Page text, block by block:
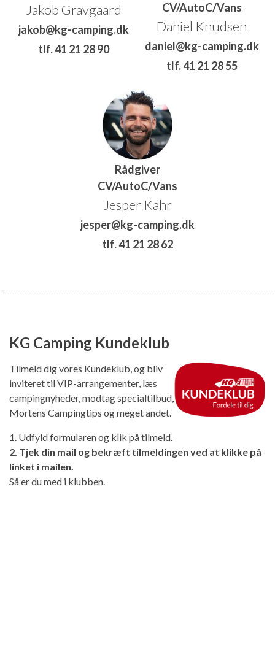
Jakob Gravgaard
jakob@kg-camping.dk
tlf. 41 21 28 90
CV/AutoC/Vans
Daniel Knudsen
daniel@kg-camping.dk
tlf. 41 21 28 55
Rådgiver
CV/AutoC/Vans
Jesper Kahr
jesper@kg-camping.dk
tlf. 41 21 28 62
KG Camping Kundeklub
Tilmeld dig vores Kundeklub, og bliv
inviteret til VIP-arrangementer, læs
campingnyheder, modtag specialtilbud,
Mortens Campingtips og meget andet.
1. Udfyld formularen og klik på tilmeld.
2. Tjek din mail og bekræft tilmeldingen ved at klikke på
linket i mailen.
Så er du med i klubben.